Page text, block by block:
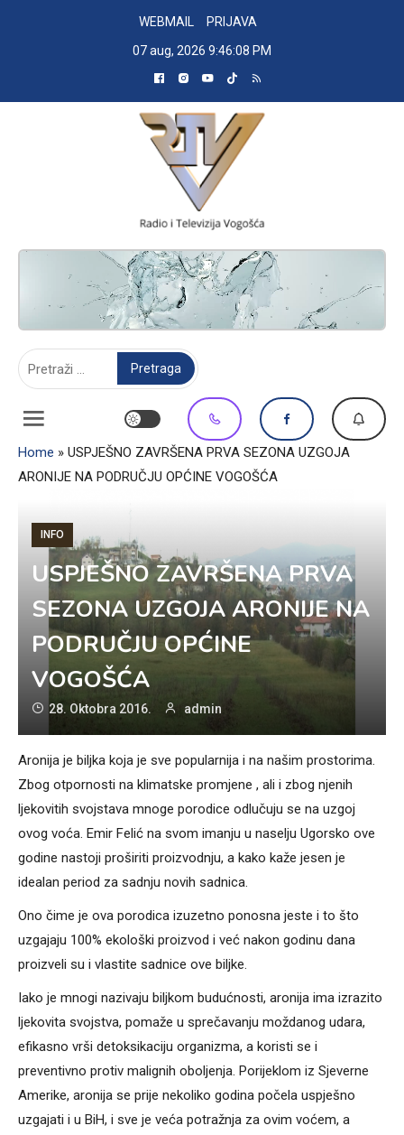
WEBMAIL
PRIJAVA
07 aug, 2026 9:46:09 PM
RADIO TELEVIZIJA VOGOŠĆA
Home » USPJEŠNO ZAVRŠENA PRVA SEZONA UZGOJA
ARONIJE NA PODRUČJU OPĆINE VOGOŠĆA
INFO
USPJEŠNO ZAVRŠENA PRVA
SEZONA UZGOJA ARONIJE NA
PODRUČJU OPĆINE
VOGOŠĆA
28. Oktobra 2016. admin
Aronija je biljka koja je sve popularnija i na našim prostorima.
Zbog otpornosti na klimatske promjene , ali i zbog njenih
ljekovitih svojstava mnoge porodice odlučuju se na uzgoj
ovog voća. Emir Felić na svom imanju u naselju Ugorsko ove
godine nastoji proširiti proizvodnju, a kako kaže jesen je
idealan period za sadnju novih sadnica.
Ono čime je ova porodica izuzetno ponosna jeste i to što
uzgajaju 100% ekološki proizvod i već nakon godinu dana
proizveli su i vlastite sadnice ove biljke.
Iako je mnogi nazivaju biljkom budućnosti, aronija ima izrazito
ljekovita svojstva, pomaže u sprečavanju moždanog udara,
efikasno vrši detoksikaciju organizma, a koristi se i
preventivno protiv malignih oboljenja. Porijeklom iz Sjeverne
Amerike, aronija se prije nekoliko godina počela uspješno
uzgajati i u BiH, i sve je veća potražnja za ovim voćem, a